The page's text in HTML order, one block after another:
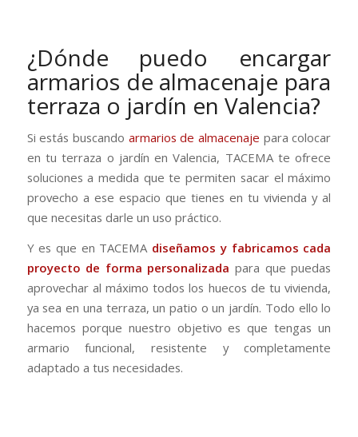
¿Dónde puedo encargar
armarios de almacenaje para
terraza o jardín en Valencia?
Si estás buscando armarios de almacenaje para colocar
en tu terraza o jardín en Valencia, TACEMA te ofrece
soluciones a medida que te permiten sacar el máximo
provecho a ese espacio que tienes en tu vivienda y al
que necesitas darle un uso práctico.
Y es que en TACEMA diseñamos y fabricamos cada
proyecto de forma personalizada para que puedas
aprovechar al máximo todos los huecos de tu vivienda,
ya sea en una terraza, un patio o un jardín. Todo ello lo
hacemos porque nuestro objetivo es que tengas un
armario funcional, resistente y completamente
adaptado a tus necesidades.